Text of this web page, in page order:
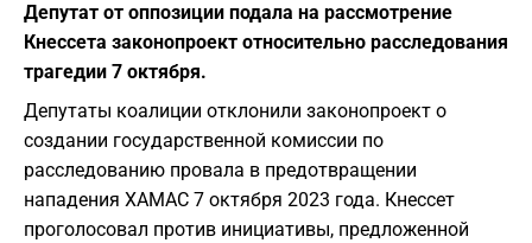
Депутат от оппозиции подала на рассмотрение
Кнессета законопроект относительно расследования
трагедии 7 октября.
Депутаты коалиции отклонили законопроект о
создании государственной комиссии по
расследованию провала в предотвращении
нападения ХАМАС 7 октября 2023 года. Кнессет
проголосовал против инициативы, предложенной